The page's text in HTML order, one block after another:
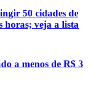
50 cidades de
horas; veja a lista
a menos de R$ 3